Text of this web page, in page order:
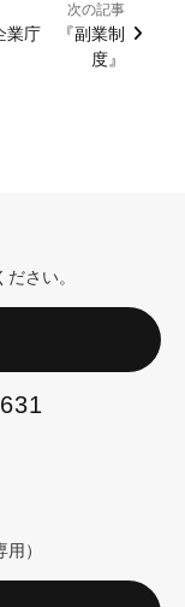
次の記事
業庁 『副業制
度』
さい。
）